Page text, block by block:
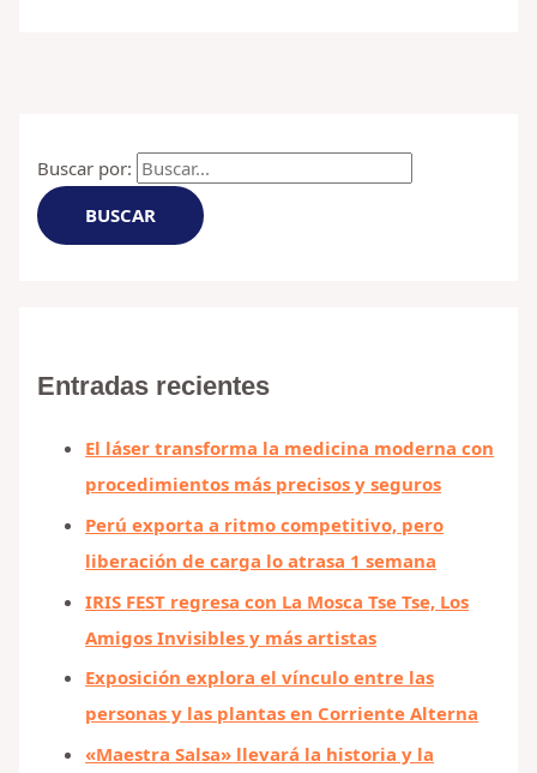
Buscar por:
Entradas recientes
El láser transforma la medicina moderna con
procedimientos más precisos y seguros
Perú exporta a ritmo competitivo, pero
liberación de carga lo atrasa 1 semana
IRIS FEST regresa con La Mosca Tse Tse, Los
Amigos Invisibles y más artistas
Exposición explora el vínculo entre las
personas y las plantas en Corriente Alterna
«Maestra Salsa» llevará la historia y la